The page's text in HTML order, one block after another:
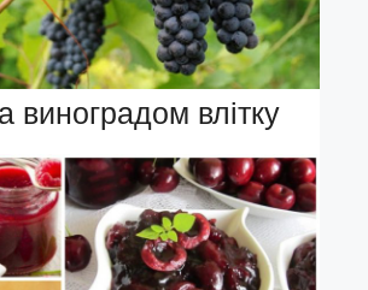
виноградом влітку